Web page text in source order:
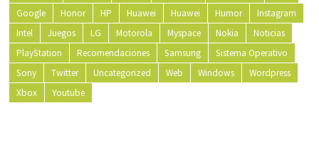
Google
Honor HP Huawei Huawei Humor
Instagram
Intel
Juegos LG Motorola Myspace Nokia
Noticias
PlayStation
Recomendaciones Samsung
Sistema Operativo
Sony
Twitter Uncategorized Web Windows
Wordpress
Xbox
Youtube